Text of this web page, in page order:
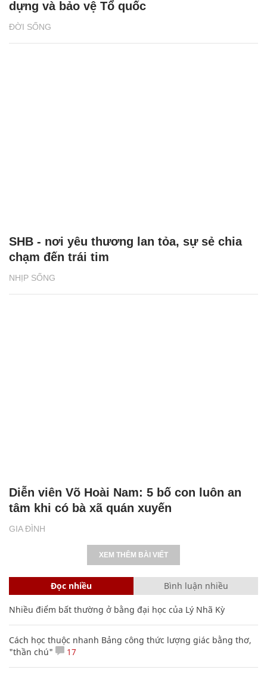
ĐỜI SỐNG
dựng và bảo vệ Tổ quốc
NHỊP SỐNG
SHB - nơi yêu thương lan tỏa, sự sẻ chia
chạm đến trái tim
GIA ĐÌNH
Diễn viên Võ Hoài Nam: 5 bố con luôn an
tâm khi có bà xã quán xuyến
XEM THÊM BÀI VIẾT
Đọc nhiều Bình luận nhiều
Nhiều điểm bất thường ở bằng đại học của Lý Nhã Kỳ
Cách học thuộc nhanh Bảng công thức lượng giác bằng thơ,
"thần chú"
17